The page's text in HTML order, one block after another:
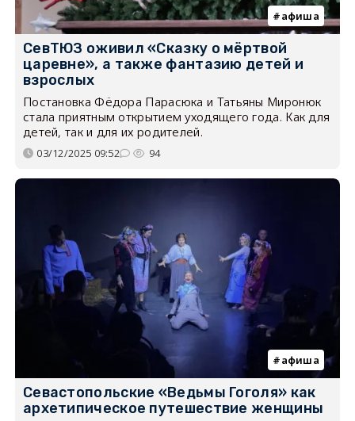
афиша
СевТЮЗ оживил «Сказку о мёртвой
царевне», а также фантазию детей и
взрослых
Постановка Фёдора Парасюка и Татьяны Миронюк
стала приятным открытием уходящего года. Как для
детей, так и для их родителей.
03/12/2025 09:52 94
афиша
Севастопольские «Ведьмы Гоголя» как
архетипическое путешествие женщины